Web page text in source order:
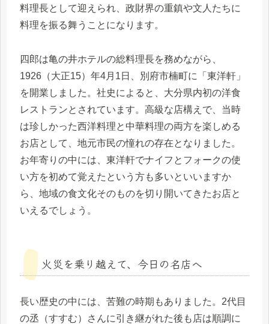
料理長として迎えられ、政財界の重鎮や文人たちに
料理を振る舞うことになります。
四郎は亀の井ホテルの総料理長を務めながら、
1926（大正15）年4月1日、別府市楠町に「東洋軒」
を開業しました。社史によると、大分県内初の洋食
レストランとされています。高級な店構えで、当時
は珍しかった西洋料理と中華料理の両方を楽しめる
お店として、地元市民の憧れの存在となりました。
お年寄りの中には、東洋軒でナイフとフォークの使
い方を初めて覚えたという方も多いといいますか
ら、地域の食文化そのものを切り開いてきたお店と
いえるでしょう。
火災を乗り越えて、今日の名店へ
長い歴史の中には、苦難の時期もありました。2代目
の丞（すすむ）さんに引き継がれた後も店は順調に